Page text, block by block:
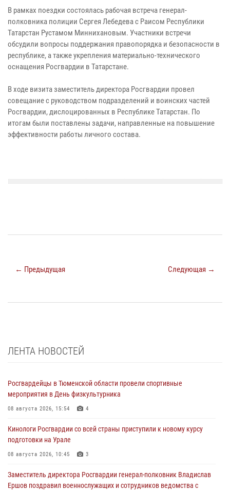
В рамках поездки состоялась рабочая встреча генерал-
полковника полиции Сергея Лебедева с Раисом Республики
Татарстан Рустамом Миннихановым. Участники встречи
обсудили вопросы поддержания правопорядка и безопасности в
республике, а также укрепления материально-технического
оснащения Росгвардии в Татарстане.
В ходе визита заместитель директора Росгвардии провел
совещание с руководством подразделений и воинских частей
Росгвардии, дислоцированных в Республике Татарстан. По
итогам были поставлены задачи, направленные на повышение
эффективности работы личного состава.
← Предыдущая Следующая →
ЛЕНТА НОВОСТЕЙ
Росгвардейцы в Тюменской области провели спортивные
мероприятия в День физкультурника
08 августа 2026, 15:54 4
Кинологи Росгвардии со всей страны приступили к новому курсу
подготовки на Урале
08 августа 2026, 10:45 3
Заместитель директора Росгвардии генерал-полковник Владислав
Ершов поздравил военнослужащих и сотрудников ведомства с